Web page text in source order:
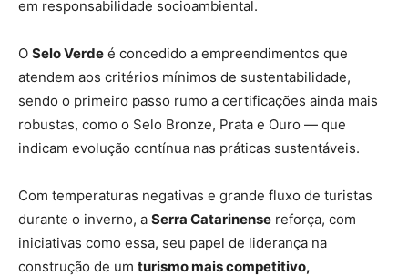
em responsabilidade socioambiental.
O Selo Verde é concedido a empreendimentos que
atendem aos critérios mínimos de sustentabilidade,
sendo o primeiro passo rumo a certificações ainda mais
robustas, como o Selo Bronze, Prata e Ouro — que
indicam evolução contínua nas práticas sustentáveis.
Com temperaturas negativas e grande fluxo de turistas
durante o inverno, a Serra Catarinense reforça, com
iniciativas como essa, seu papel de liderança na
construção de um turismo mais competitivo,